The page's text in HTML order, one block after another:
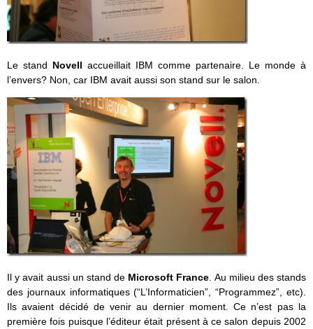
Le stand Novell accueillait IBM comme partenaire. Le monde à
l’envers? Non, car IBM avait aussi son stand sur le salon.
Il y avait aussi un stand de Microsoft France. Au milieu des stands
des journaux informatiques (“L’Informaticien”, “Programmez”, etc).
Ils avaient décidé de venir au dernier moment. Ce n’est pas la
première fois puisque l’éditeur était présent à ce salon depuis 2002